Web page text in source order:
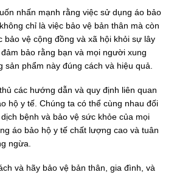
nhấn mạnh rằng việc sử dụng áo bảo
chỉ là việc bảo vệ bản thân mà còn
bảo vệ cộng đồng và xã hội khỏi sự lây
bảo rằng bạn và mọi người xung
sản phẩm này đúng cách và hiệu quả.
các hướng dẫn và quy định liên quan
hộ y tế. Chúng ta có thể cùng nhau đối
bệnh và bảo vệ sức khỏe của mọi
áo bảo hộ y tế chất lượng cao và tuân
ngừa.
và hãy bảo vệ bản thân, gia đình, và